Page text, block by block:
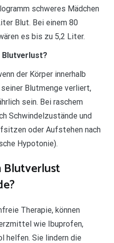
schweres Mädchen
Blut. Bei einem 80
es bis zu 5,2 Liter.
Blutverlust?
der Körper innerhalb
Blutmenge verliert,
sein. Bei raschem
Schwindelzustände und
oder Aufstehen nach
Hypotonie).
Blutverlust
Therapie, können
wie Ibuprofen,
helfen. Sie lindern die